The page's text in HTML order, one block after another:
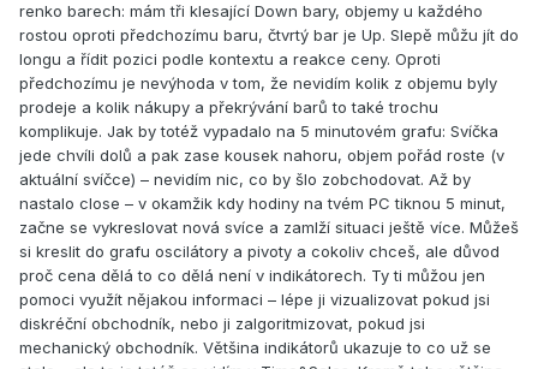
renko barech: mám tři klesající Down bary, objemy u každého
rostou oproti předchozímu baru, čtvrtý bar je Up. Slepě můžu jít do
longu a řídit pozici podle kontextu a reakce ceny. Oproti
předchozímu je nevýhoda v tom, že nevidím kolik z objemu byly
prodeje a kolik nákupy a překrývání barů to také trochu
komplikuje. Jak by totéž vypadalo na 5 minutovém grafu: Svíčka
jede chvíli dolů a pak zase kousek nahoru, objem pořád roste (v
aktuální svíčce) – nevidím nic, co by šlo zobchodovat. Až by
nastalo close – v okamžik kdy hodiny na tvém PC tiknou 5 minut,
začne se vykreslovat nová svíce a zamlží situaci ještě více. Můžeš
si kreslit do grafu oscilátory a pivoty a cokoliv chceš, ale důvod
proč cena dělá to co dělá není v indikátorech. Ty ti můžou jen
pomoci využít nějakou informaci – lépe ji vizualizovat pokud jsi
diskréční obchodník, nebo ji zalgoritmizovat, pokud jsi
mechanický obchodník. Většina indikátorů ukazuje to co už se